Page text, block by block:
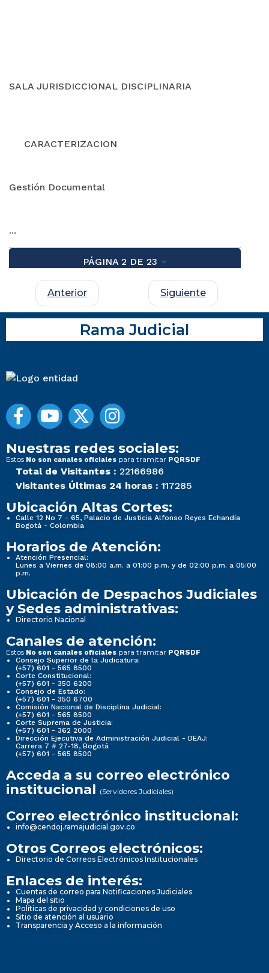
SALA JURISDICCIONAL DISCIPLINARIA
CARACTERIZACION
Gestión Documental
...
PÁGINA 2 DE 23
Anterior Siguiente
Rama Judicial
Nuestras redes sociales:
Estos No son canales oficiales para tramitar PQRSDF
Total de Visitantes : 22166986
Visitantes Últimas 24 horas : 117285
Ubicación Altas Cortes:
Calle 12 No 7 - 65, Palacio de Justicia Alfonso Reyes Echandía
Bogotá - Colombia
Horarios de Atención:
Atención Presencial:
Lunes a Viernes de 08:00 a.m. a 01:00 p.m. y de 02:00 p.m. a 05:00
p.m.
Ubicación de Despachos Judiciales
y Sedes administrativas:
Directorio Nacional
Canales de atención:
Estos No son canales oficiales para tramitar PQRSDF
Consejo Superior de la Judicatura:
(+57) 601 - 565 8500
Corte Constitucional:
(+57) 601 - 350 6200
Consejo de Estado:
(+57) 601 - 350 6700
Comisión Nacional de Disciplina Judicial:
(+57) 601 - 565 8500
Corte Suprema de Justicia:
(+57) 601 - 362 2000
Dirección Ejecutiva de Administración Judicial - DEAJ:
Carrera 7 # 27-18, Bogotá
(+57) 601 - 565 8500
Acceda a su correo electrónico
institucional (Servidores Judiciales)
Correo electrónico institucional:
info@cendoj.ramajudicial.gov.co
Otros Correos electrónicos:
Directorio de Correos Electrónicos Institucionales
Enlaces de interés:
Cuentas de correo para Notificaciones Judiciales
Mapa del sitio
Políticas de privacidad y condiciones de uso
Sitio de atención al usuario
Transparencia y Acceso a la información